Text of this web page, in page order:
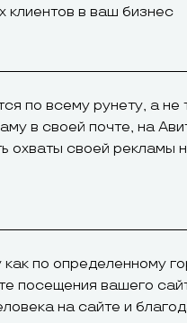
клиентов в ваш бизнес
по всему рунету, а
в своей почте, на
охваты своей рекламы
по определенному
посещения вашего
на сайте и